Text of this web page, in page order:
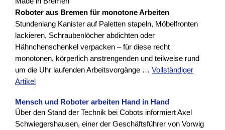
Roboter aus Bremen für monotone Arbeiten
Stundenlang Kanister auf Paletten stapeln, Möbelfronten
lackieren, Schraubenlöcher abdichten oder
Hähnchenschenkel verpacken – für diese recht
monotonen, körperlich anstrengenden und teilweise rund
um die Uhr laufenden Arbeitsvorgänge … Vollständiger
Artikel
Mensch und Roboter arbeiten Hand in Hand
Über den Stand der Technik bei Cobots informiert Axel
Schwiegershausen, einer der Geschäftsführer von Vorwig